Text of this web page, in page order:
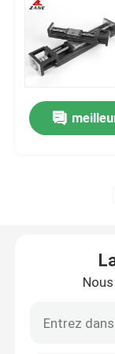
Rail de guide
Module de KK